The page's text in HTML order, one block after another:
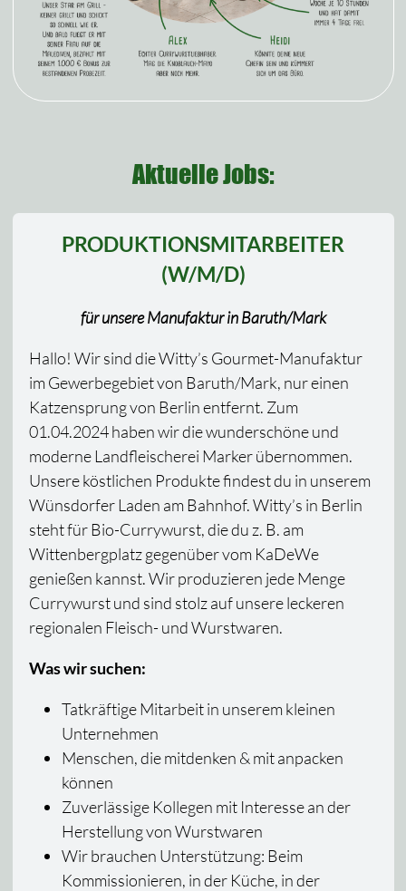
Aktuelle Jobs:
PRODUKTIONSMITARBEITER
(W/M/D)
für unsere Manufaktur in Baruth/Mark
Hallo! Wir sind die Witty’s Gourmet-Manufaktur
im Gewerbegebiet von Baruth/Mark, nur einen
Katzensprung von Berlin entfernt. Zum
01.04.2024 haben wir die wunderschöne und
moderne Landfleischerei Marker übernommen.
Unsere köstlichen Produkte findest du in unserem
Wünsdorfer Laden am Bahnhof. Witty’s in Berlin
steht für Bio-Currywurst, die du z. B. am
Wittenbergplatz gegenüber vom KaDeWe
genießen kannst. Wir produzieren jede Menge
Currywurst und sind stolz auf unsere leckeren
regionalen Fleisch- und Wurstwaren.
Was wir suchen:
Tatkräftige Mitarbeit in unserem kleinen
Unternehmen
Menschen, die mitdenken & mit anpacken
können
Zuverlässige Kollegen mit Interesse an der
Herstellung von Wurstwaren
Wir brauchen Unterstützung: Beim
Kommissionieren, in der Küche, in der